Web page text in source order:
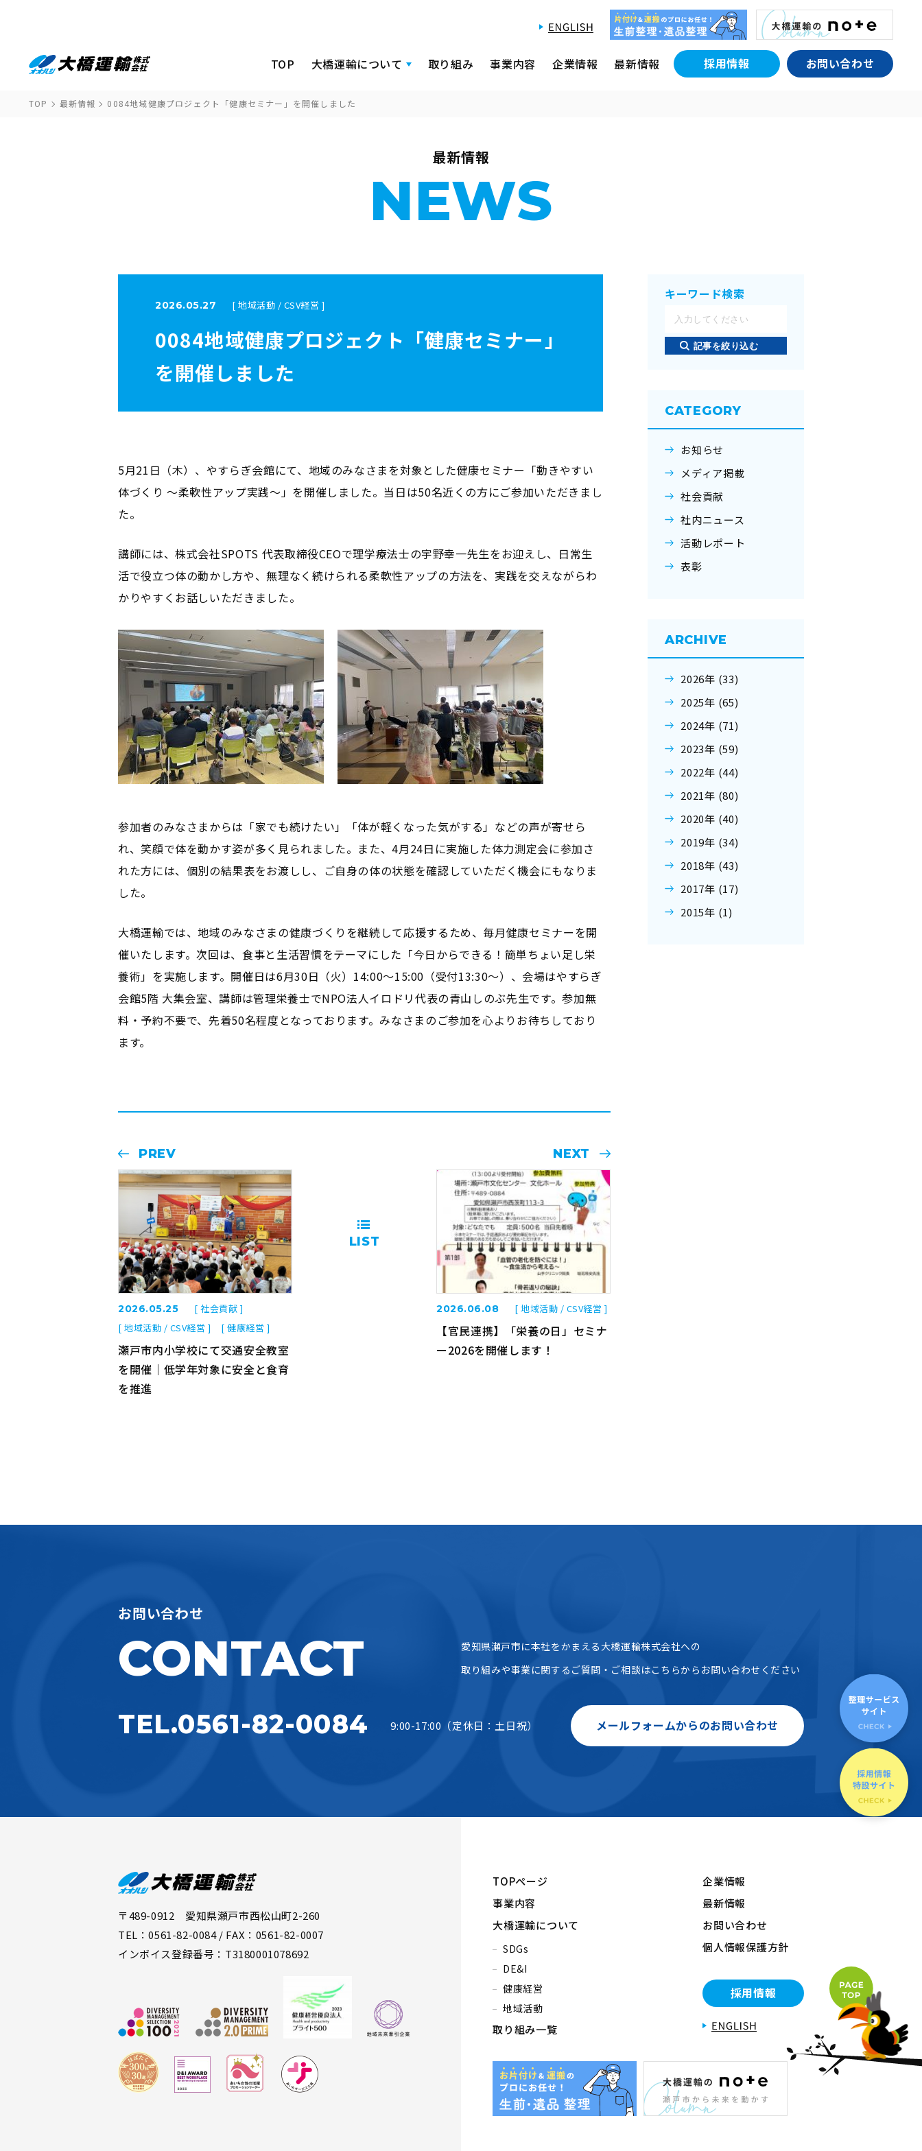
TOP 大橋運輸について 取り組み 事業内容 企業情報 最新情報 採用情報 お問い合わせ
TOP 最新情報 0084地域健康プロジェクト「健康セミナー」を開催しました
最新情報
NEWS
2026.05.27 [ 地域活動 / CSV経営 ]
0084地域健康プロジェクト「健康セミナー」
を開催しました
5月21日（木）、やすらぎ会館にて、地域のみなさまを対象とした健康セミナー「動きやすい
体づくり ～柔軟性アップ実践～」を開催しました。当日は50名近くの方にご参加いただきまし
た。
講師には、株式会社SPOTS 代表取締役CEOで理学療法士の宇野幸一先生をお迎えし、日常生
活で役立つ体の動かし方や、無理なく続けられる柔軟性アップの方法を、実践を交えながらわ
かりやすくお話しいただきました。
参加者のみなさまからは「家でも続けたい」「体が軽くなった気がする」などの声が寄せら
れ、笑顔で体を動かす姿が多く見られました。また、4月24日に実施した体力測定会に参加さ
れた方には、個別の結果表をお渡しし、ご自身の体の状態を確認していただく機会にもなりま
した。
大橋運輸では、地域のみなさまの健康づくりを継続して応援するため、毎月健康セミナーを開
催いたします。次回は、食事と生活習慣をテーマにした「今日からできる！簡単ちょい足し栄
養術」を実施します。開催日は6月30日（火）14:00〜15:00（受付13:30〜）、会場はやすらぎ
会館5階 大集会室、講師は管理栄養士でNPO法人イロドリ代表の青山しのぶ先生です。参加無
料・予約不要で、先着50名程度となっております。みなさまのご参加を心よりお待ちしており
ます。
PREV
2026.05.25
[ 社会貢献 ]
[ 地域活動 / CSV経営 ]
[ 健康経営 ]
瀬戸市内小学校にて交通安全教室
を開催｜低学年対象に安全と食育
を推進
LIST
NEXT
2026.06.08 [ 地域活動 / CSV経営 ]
【官民連携】「栄養の日」セミナ
ー2026を開催します！
キーワード検索
記事を絞り込む
CATEGORY
お知らせ
メディア掲載
社会貢献
社内ニュース
活動レポート
表彰
ARCHIVE
2026年 (33)
2025年 (65)
2024年 (71)
2023年 (59)
2022年 (44)
2021年 (80)
2020年 (40)
2019年 (34)
2018年 (43)
2017年 (17)
2015年 (1)
お問い合わせ
CONTACT
愛知県瀬戸市に本社をかまえる大橋運輸株式会社への
取り組みや事業に関するご質問・ご相談はこちらからお問い合わせください
TEL.0561-82-0084 9:00-17:00（定休日：土日祝） メールフォームからのお問い合わせ
TOPページ
事業内容
大橋運輸について
SDGs
DE&I
健康経営
地域活動
取り組み一覧
企業情報
最新情報
お問い合わせ
個人情報保護方針
採用情報
〒489-0912 愛知県瀬戸市西松山町2-260
TEL：0561-82-0084 / FAX：0561-82-0007
インボイス登録番号：T3180001078692